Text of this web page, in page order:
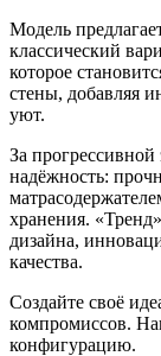
Модель
классический
которое
стены, добавляя
уют.
За прогрессивной
надёжность:
хранения.
дизайна,
качества.
Создайте своё
компромиссов.
конфигурацию.